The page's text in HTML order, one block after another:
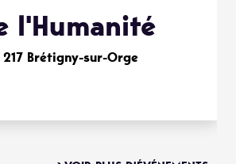
l'Humanité
217 Brétigny-sur-Orge